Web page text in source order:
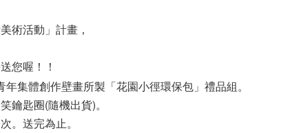
術活動」計畫，
您喔！！
集體創作壁畫所製「花園小徑環保包」禮品組。
鑰匙圈(隨機出貨)。
。送完為止。